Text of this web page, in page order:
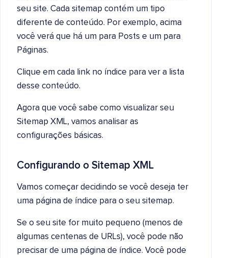
seu site. Cada sitemap contém um tipo
diferente de conteúdo. Por exemplo, acima
você verá que há um para Posts e um para
Páginas.
Clique em cada link no índice para ver a lista
desse conteúdo.
Agora que você sabe como visualizar seu
Sitemap XML, vamos analisar as
configurações básicas.
Configurando o Sitemap XML
Vamos começar decidindo se você deseja ter
uma página de índice para o seu sitemap.
Se o seu site for muito pequeno (menos de
algumas centenas de URLs), você pode não
precisar de uma página de índice. Você pode